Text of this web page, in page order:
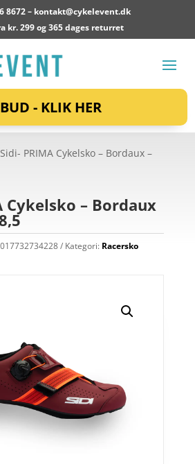
8672 – kontakt@cykelevent.dk
kr. 299 og 365 dages returret
- KLIK HER
PRIMA Cykelsko – Bordaux –
Cykelsko – Bordaux
Kategori: Racersko